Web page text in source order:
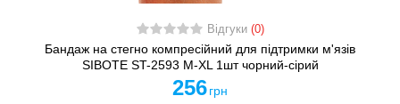
Відгуки (0)
Бандаж на стегно компресійний для підтримки м'язів
SIBOTE ST-2593 М-XL 1шт чорний-сірий
256 грн